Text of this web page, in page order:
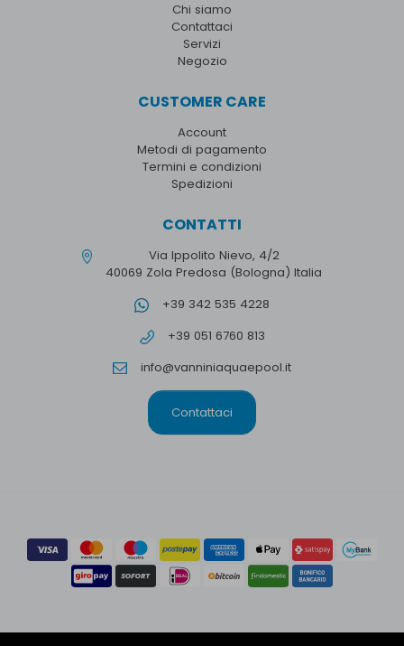
Chi siamo
Contattaci
Servizi
Negozio
CUSTOMER CARE
Account
Metodi di pagamento
Termini e condizioni
Spedizioni
CONTATTI
Via Ippolito Nievo, 4/2
40069 Zola Predosa (Bologna) Italia
+39 342 535 4228
+39 051 6760 813
info@vanniniaquaepool.it
Contattaci